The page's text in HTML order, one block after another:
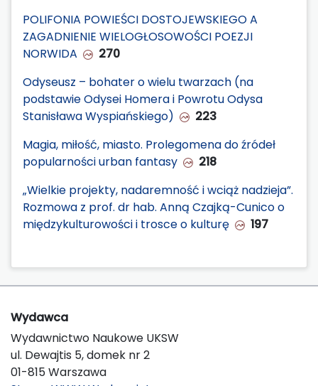
POLIFONIA POWIEŚCI DOSTOJEWSKIEGO A
ZAGADNIENIE WIELOGŁOSOWOŚCI POEZJI
NORWIDA
270
Odyseusz – bohater o wielu twarzach (na
podstawie Odysei Homera i Powrotu Odysa
Stanisława Wyspiańskiego)
223
Magia, miłość, miasto. Prolegomena do źródeł
popularności urban fantasy
218
„Wielkie projekty, nadaremność i wciąż nadzieja”.
Rozmowa z prof. dr hab. Anną Czajką-Cunico o
międzykulturowości i trosce o kulturę
197
Wydawca
Wydawnictwo Naukowe UKSW
ul. Dewajtis 5, domek nr 2
01-815 Warszawa